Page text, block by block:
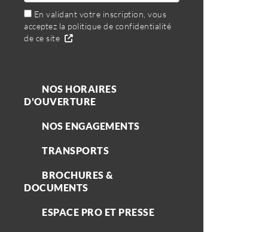
En validant votre inscription, vous
acceptez la politique de confidentialité
de ce site
NOS HORAIRES
D'OUVERTURE
NOS ENGAGEMENTS
TRANSPORTS
BROCHURES &
DOCUMENTS
ESPACE PRO ET PRESSE